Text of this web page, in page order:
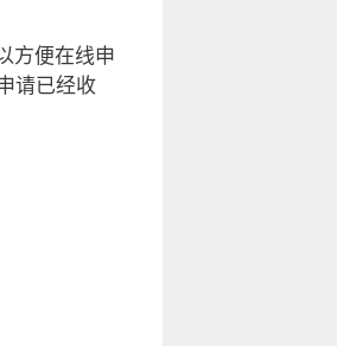
方便在线申
请已经收